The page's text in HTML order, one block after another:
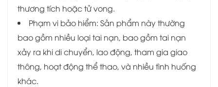
thương tích hoặc tử vong.
Phạm vi bảo hiểm: Sản phẩm này thường
bao gồm nhiều loại tai nạn, bao gồm tai nạn
xảy ra khi di chuyển, lao động, tham gia giao
thông, hoạt động thể thao, và nhiều tình huống
khác.